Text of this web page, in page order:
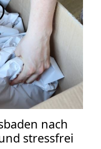
nach
stressfrei